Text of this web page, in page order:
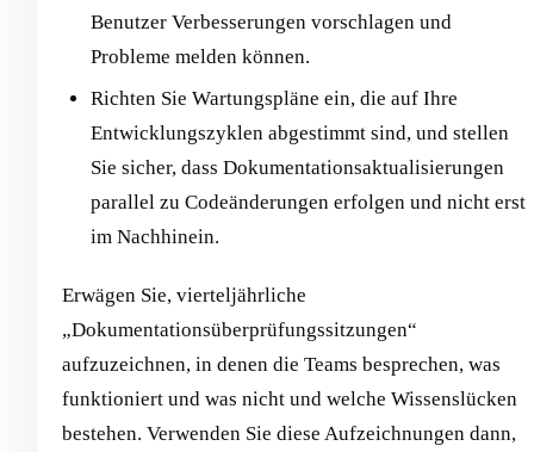
Benutzer Verbesserungen vorschlagen und
Probleme melden können.
Richten Sie Wartungspläne ein, die auf Ihre
Entwicklungszyklen abgestimmt sind, und stellen
Sie sicher, dass Dokumentationsaktualisierungen
parallel zu Codeänderungen erfolgen und nicht erst
im Nachhinein.
Erwägen Sie, vierteljährliche
„Dokumentationsüberprüfungssitzungen“
aufzuzeichnen, in denen die Teams besprechen, was
funktioniert und was nicht und welche Wissenslücken
bestehen. Verwenden Sie diese Aufzeichnungen dann,